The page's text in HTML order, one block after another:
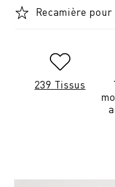
Recamière
239 Tissus